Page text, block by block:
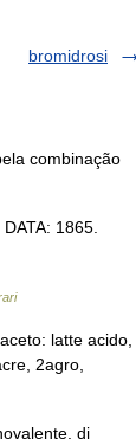
bromidrosi
combinação
1865.
latte acido,
2agro,
di